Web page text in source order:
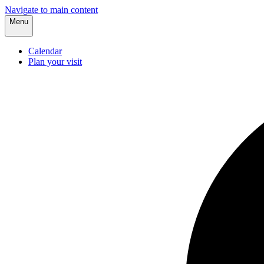
Navigate to main content
Menu
Calendar
Plan your visit